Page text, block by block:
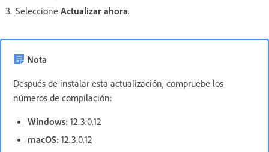
Seleccione Actualizar ahora.
Nota
Después de instalar esta actualización, compruebe los
números de compilación:
Windows: 12.3.0.12
macOS: 12.3.0.12